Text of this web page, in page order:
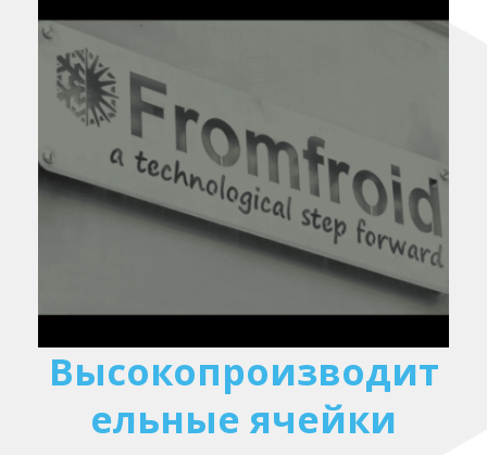
Высокопроизводит
ельные ячейки